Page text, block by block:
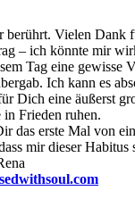
berührt. Vielen Dank
– ich könnte mir
Tag eine gewisse
Ich kann es
Dich eine äußerst
in Frieden ruhen.
das erste Mal von
mir dieser Habitus